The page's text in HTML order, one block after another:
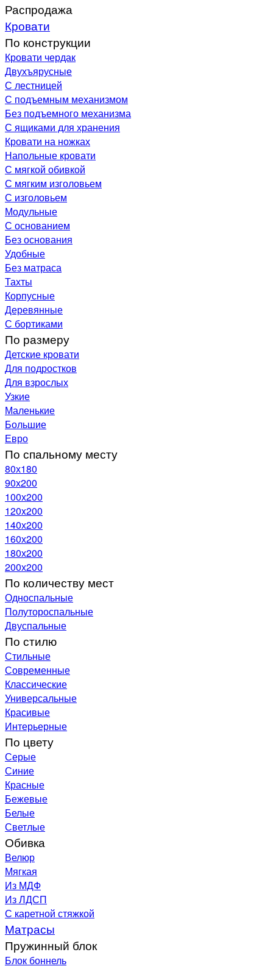
Распродажа
Кровати
По конструкции
Кровати чердак
Двухъярусные
С лестницей
С подъемным механизмом
Без подъемного механизма
С ящиками для хранения
Кровати на ножках
Напольные кровати
С мягкой обивкой
С мягким изголовьем
С изголовьем
Модульные
С основанием
Без основания
Удобные
Без матраса
Тахты
Корпусные
Деревянные
С бортиками
По размеру
Детские кровати
Для подростков
Для взрослых
Узкие
Маленькие
Большие
Евро
По спальному месту
80х180
90х200
100х200
120x200
140х200
160х200
180х200
200х200
По количеству мест
Односпальные
Полутороспальные
Двуспальные
По стилю
Стильные
Современные
Классические
Универсальные
Красивые
Интерьерные
По цвету
Серые
Синие
Красные
Бежевые
Белые
Светлые
Обивка
Велюр
Мягкая
Из МДФ
Из ЛДСП
С каретной стяжкой
Матрасы
Пружинный блок
Блок боннель